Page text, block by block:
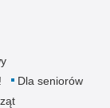
Dla seniorów